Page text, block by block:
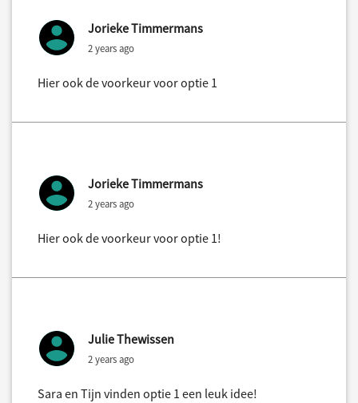
Jorieke Timmermans
2 years ago
Hier ook de voorkeur voor optie 1
Jorieke Timmermans
2 years ago
Hier ook de voorkeur voor optie 1!
Julie Thewissen
2 years ago
Sara en Tijn vinden optie 1 een leuk idee!